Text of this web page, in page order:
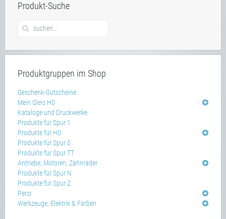
Produkt-Suche
Produktgruppen im Shop
Geschenk-Gutscheine
Mein Gleis H0
Kataloge und Druckwerke
Produkte für Spur 1
Produkte für H0
Produkte für Spur 0
Produkte für Spur TT
Antriebe, Motoren, Zahnräder
Produkte für Spur N
Produkte für Spur Z
Peco
Werkzeuge, Elektrik & Farben